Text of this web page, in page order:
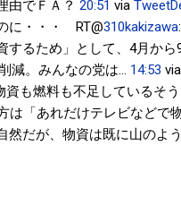
由でＦＡ？ 20:51 via
に・・・ RT@310kakizawa
するため」として、4月か
減。みんなの党は… 14:53 via
資も燃料も不足しているそ
は「あれだけテレビなど
然だが、物資は既に山のよ